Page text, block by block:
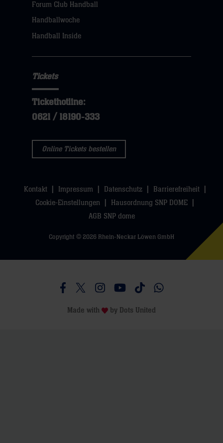
Forum Club Handball
Handballwoche
Handball Inside
Tickets
Tickethotline:
0621 / 18190-333
Online Tickets bestellen
Kontakt Impressum Datenschutz
Barrierefreiheit
Cookie-Einstellungen
Hausordnung SNP DOME
AGB SNP dome
Copyright © 2026 Rhein-Neckar Löwen GmbH
Besucht uns auf Facebook
Besucht uns auf Twitter
Besucht uns auf Instagram
Besucht uns auf Youtube
Besucht uns auf
Besucht uns auf
Made with by Dots United